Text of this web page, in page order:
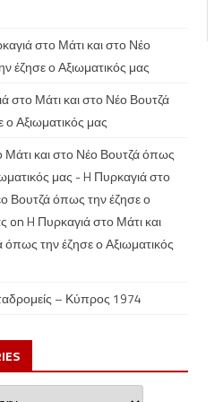
στο Μάτι και στο Νέο
έζησε ο Αξιωματικός μας
στο Μάτι και στο Νέο Βουτζά
Αξιωματικός μας
Μάτι και στο Νέο Βουτζά όπως
μας - H Πυρκαγιά στο
Βουτζά όπως την έζησε ο
onH Πυρκαγιά στο Μάτι και
την έζησε ο Αξιωματικός
– Κύπρος 1974